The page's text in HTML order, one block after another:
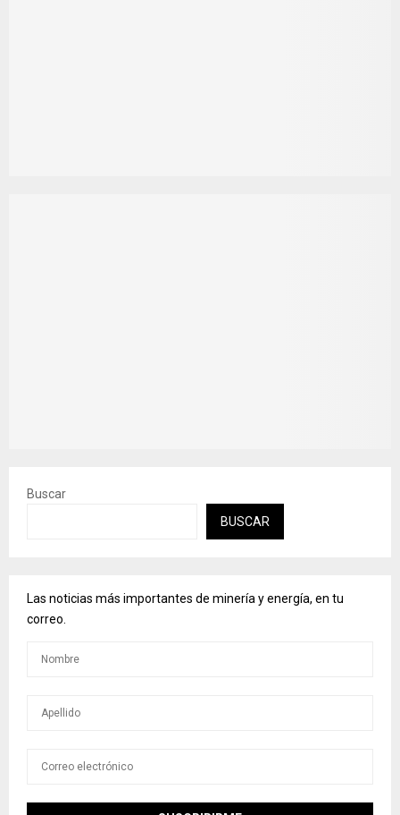
Buscar
BUSCAR
Las noticias más importantes de minería y energía, en tu
correo.